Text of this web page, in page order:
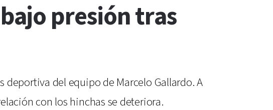
presión tras
deportiva del equipo de Marcelo Gallardo. A
con los hinchas se deteriora.